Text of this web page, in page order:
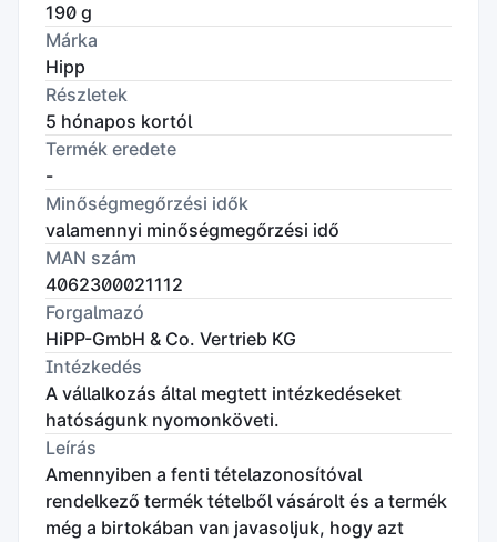
190 g
Márka
Hipp
Részletek
5 hónapos kortól
Termék eredete
-
Minőségmegőrzési idők
valamennyi minőségmegőrzési idő
MAN szám
4062300021112
Forgalmazó
HiPP-GmbH & Co. Vertrieb KG
Intézkedés
A vállalkozás által megtett intézkedéseket
hatóságunk nyomonköveti.
Leírás
Amennyiben a fenti tételazonosítóval
rendelkező termék tételből vásárolt és a termék
még a birtokában van javasoljuk, hogy azt